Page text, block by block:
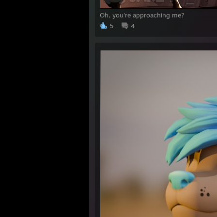
Oh, you're approaching me?
5
4